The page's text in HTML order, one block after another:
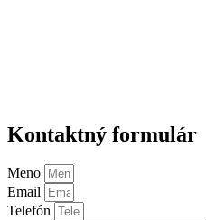
Kontaktný formulár
Meno
Email
Telefón